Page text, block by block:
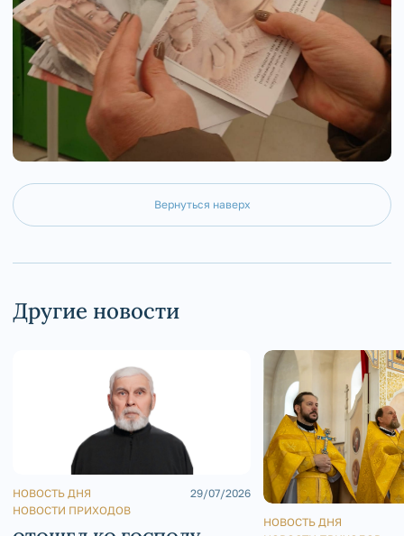
Вернуться наверх
Другие новости
НОВОСТЬ ДНЯ
НОВОСТИ ПРИХОДОВ
29/07/2026
НОВОСТЬ ДНЯ